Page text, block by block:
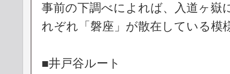
事前の下調べによれば、入道ヶ嶽
れぞれ「磐座」が散在している模
■井戸谷ルート